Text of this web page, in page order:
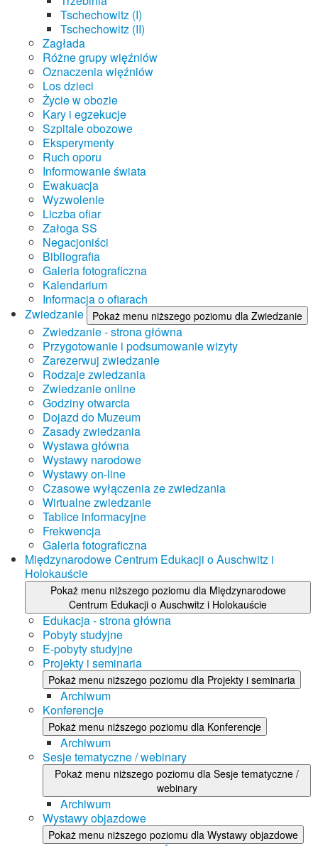
Tschechowitz (I)
Tschechowitz (II)
Zagłada
Różne grupy więźniów
Oznaczenia więźniów
Los dzieci
Życie w obozie
Kary i egzekucje
Szpitale obozowe
Eksperymenty
Ruch oporu
Informowanie świata
Ewakuacja
Wyzwolenie
Liczba ofiar
Załoga SS
Negacjoniści
Bibliografia
Galeria fotograficzna
Kalendarium
Informacja o ofiarach
Zwiedzanie
Pokaż menu niższego poziomu dla Zwiedzanie
Zwiedzanie - strona główna
Przygotowanie i podsumowanie wizyty
Zarezerwuj zwiedzanie
Rodzaje zwiedzania
Zwiedzanie online
Godziny otwarcia
Dojazd do Muzeum
Zasady zwiedzania
Wystawa główna
Wystawy narodowe
Wystawy on-line
Czasowe wyłączenia ze zwiedzania
Wirtualne zwiedzanie
Tablice informacyjne
Frekwencja
Galeria fotograficzna
Międzynarodowe Centrum Edukacji o Auschwitz i
Holokauście
Pokaż menu niższego poziomu dla Międzynarodowe
Centrum Edukacji o Auschwitz i Holokauście
Edukacja - strona główna
Pobyty studyjne
E-pobyty studyjne
Projekty i seminaria
Pokaż menu niższego poziomu dla Projekty i seminaria
Archiwum
Konferencje
Pokaż menu niższego poziomu dla Konferencje
Archiwum
Sesje tematyczne / webinary
Pokaż menu niższego poziomu dla Sesje tematyczne /
webinary
Archiwum
Wystawy objazdowe
Pokaż menu niższego poziomu dla Wystawy objazdowe